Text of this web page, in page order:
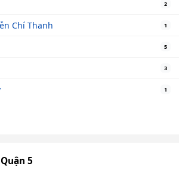
2
Chí Thanh 1
5
3
1
5